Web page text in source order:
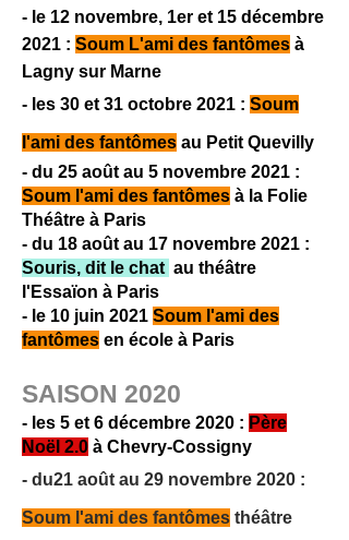
- le 12 novembre, 1er et 15 décembre
2021 : Soum L'ami des fantômes à
Lagny sur Marne
- les 30 et 31 octobre 2021 : Soum
l'ami des fantômes au Petit Quevilly
- du 25 août au 5 novembre 2021 :
Soum l'ami des fantômes à la Folie
Théâtre à Paris
- du 18 août au 17 novembre 2021 :
Souris, dit le chat au théâtre
l'Essaïon à Paris
- le 10 juin 2021 Soum l'ami des
fantômes en école à Paris
SAISON 2020
- les 5 et 6 décembre 2020 : Père
Noël 2.0 à Chevry-Cossigny
- du21 août au 29 novembre 2020 :
Soum l'ami des fantômes théâtre